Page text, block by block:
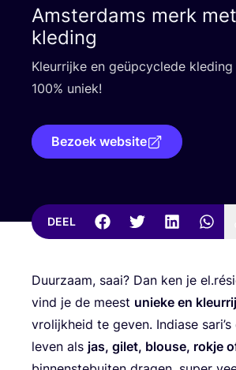
Amsterdams merk
kleding
Kleur­rij­ke en geüp­cy­cle­de
100% uniek!
Bezoek website
DEEL
Duur­zaam, saai? Dan ken je
vind je de meest unie­ke en
vro­lijk­heid te geven. Indi­a­se sari’s
leven als jas, gilet, blou­se, rok­je